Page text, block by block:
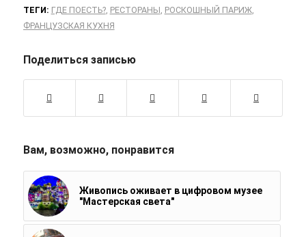
ТЕГИ: ГДЕ ПОЕСТЬ?, РЕСТОРАНЫ РОСКОШНЫЙ ПАРИЖ,
ФРАНЦУЗСКАЯ КУХНЯ
Поделиться записью
Вам, возможно, понравится
Живопись оживает в цифровом музее
"Мастерская света"